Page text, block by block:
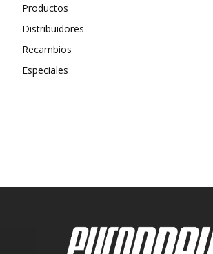
Productos
Distribuidores
Recambios
Especiales